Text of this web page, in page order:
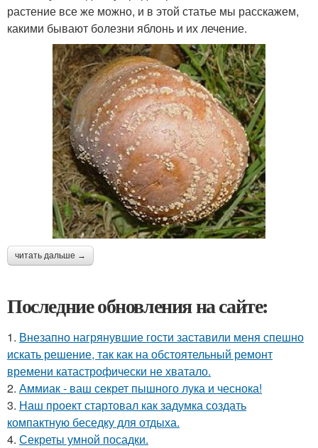
растение все же можно, и в этой статье мы расскажем,
какими бывают болезни яблонь и их лечение.
читать дальше →
Последние обновления на сайте:
1. Внезапно нагрянувшие гости заставили меня спешно
искать решение, так как на обстоятельный ремонт
времени катастрофически не хватало.
2. Аммиак - ваш секрет пышного лука и чеснока!
3. Наш проект стартовал как задумка создать
компактную беседку для отдыха.
4. Секреты умной посадки.